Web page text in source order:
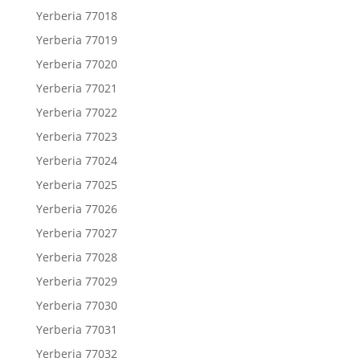
Yerberia 77018
Yerberia 77019
Yerberia 77020
Yerberia 77021
Yerberia 77022
Yerberia 77023
Yerberia 77024
Yerberia 77025
Yerberia 77026
Yerberia 77027
Yerberia 77028
Yerberia 77029
Yerberia 77030
Yerberia 77031
Yerberia 77032